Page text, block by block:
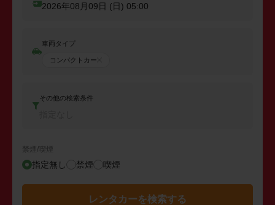
2026年08月09日 (日) 05:00
車両タイプ
コンパクトカー
その他の検索条件
禁煙/喫煙
指定無し 禁煙 喫煙
レンタカーを検索する